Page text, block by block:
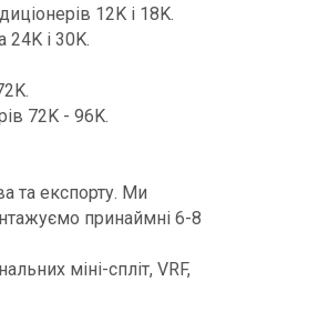
12K і 18K.
24K і 30K.
72K - 96K.
та експорту. Ми
принаймні 6-8
міні-спліт, VRF,